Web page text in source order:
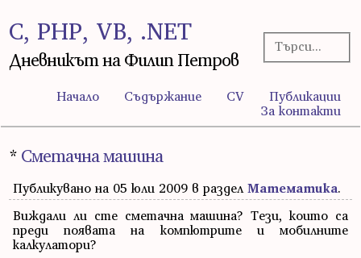
C, PHP, VB, .NET
Дневникът на Филип Петров
Начало Съдържание CV
Публикации
За контакти
* Сметачна машина
Публикувано на 05 юли 2009 в раздел Математика.
Виждали ли сте сметачна машина? Тези, които са
преди появата на компютрите и мобилните
калкулатори?